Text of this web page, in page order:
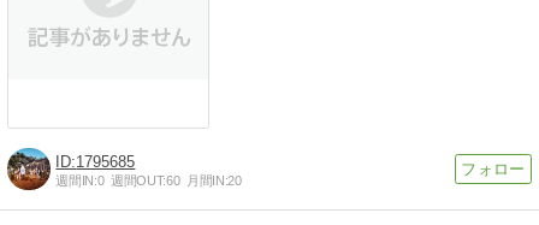
1795685
週間IN:0 週間OUT:60 月間IN:20